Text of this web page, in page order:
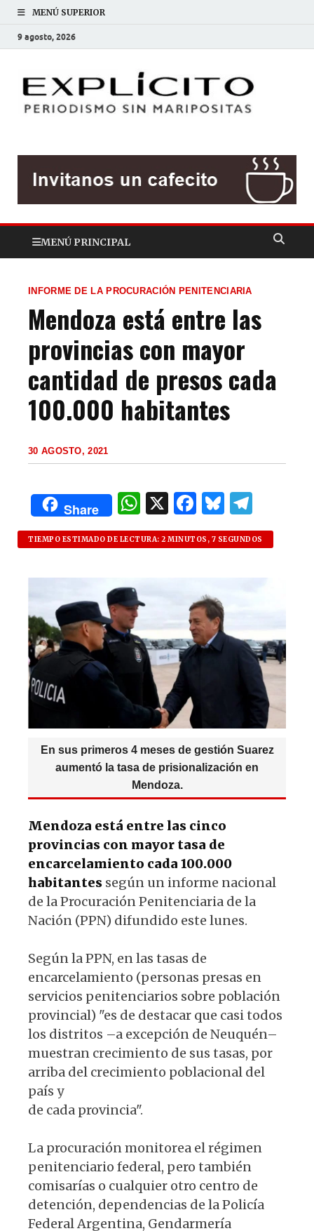
MENÚ SUPERIOR
9 agosto, 2026
MENÚ PRINCIPAL
INFORME DE LA PROCURACIÓN PENITENCIARIA
Mendoza está entre las
provincias con mayor
cantidad de presos cada
100.000 habitantes
30 AGOSTO, 2021
Share
W
h
at
A
p
p
X F
a
c
b
o
o
k
B
lu
es
el
e
g
m
TIEMPO ESTIMADO DE LECTURA: 2 MINUTOS, 7 SEGUNDOS
En sus primeros 4 meses de gestión Suarez
aumentó la tasa de prisionalización en
Mendoza.
Mendoza está entre las cinco
provincias con mayor tasa de
encarcelamiento cada 100.000
habitantes según un informe nacional
de la Procuración Penitenciaria de la
Nación (PPN) difundido este lunes.
Según la PPN, en las tasas de
encarcelamiento (personas presas en
servicios penitenciarios sobre población
provincial) "es de destacar que casi todos
los distritos –a excepción de Neuquén–
muestran crecimiento de sus tasas, por
arriba del crecimiento poblacional del
país y
de cada provincia".
La procuración monitorea el régimen
penitenciario federal, pero también
comisarías o cualquier otro centro de
detención, dependencias de la Policía
Federal Argentina, Gendarmería